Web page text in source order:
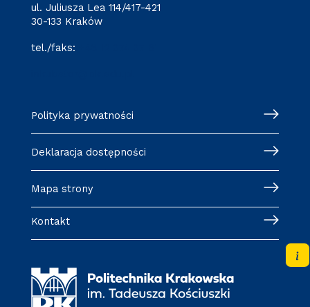
ul. Juliusza Lea 114/417-421
30-133 Kraków
tel./faks:
Polityka prywatności
Deklaracja dostępności
Mapa strony
Kontakt